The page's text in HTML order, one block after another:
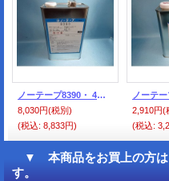
ノーテープ8390・ 4ｋ缶
8,030円(税別)
(税込: 8,833円)
2,910円(
(税込:
▼ 本商品をお買上の方は
す。